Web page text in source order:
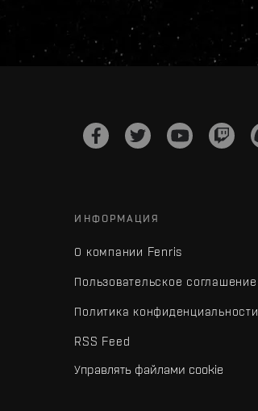
ИНФОРМАЦИЯ
О компании Fenris
Пользовательское соглашение
Политика конфиденциальности
RSS Feed
Управлять файлами cookie